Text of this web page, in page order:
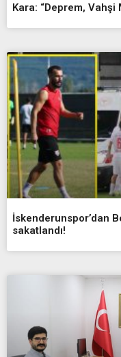
Kara: “Deprem,
İskenderunspor’dan
sakatlandı!